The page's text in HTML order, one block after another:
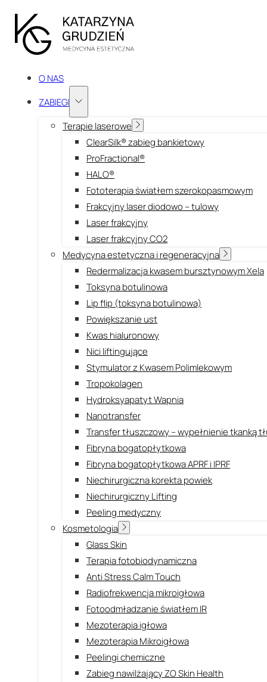
O NAS
ZABIEGI
Terapie laserowe
ClearSilk® zabieg bankietowy
ProFractional®
HALO®
Fototerapia światłem szerokopasmowym
Frakcyjny laser diodowo – tulowy
Laser frakcyjny
Laser frakcyjny CO2
Medycyna estetyczna i regeneracyjna
Redermalizacja kwasem bursztynowym Xela
Toksyna botulinowa
Lip flip (toksyna botulinowa)
Powiększanie ust
Kwas hialuronowy
Nici liftingujące
Stymulator z Kwasem Polimlekowym
Tropokolagen
Hydroksyapatyt Wapnia
Nanotransfer
Transfer tłuszczowy – wypełnienie tkanką
Fibryna bogatopłytkowa
Fibryna bogatopłytkowa APRF i IPRF
Niechirurgiczna korekta powiek
Niechirurgiczny Lifting
Peeling medyczny
Kosmetologia
Glass Skin
Terapia fotobiodynamiczna
Anti Stress Calm Touch
Radiofrekwencja mikroigłowa
Fotoodmładzanie światłem IR
Mezoterapia igłowa
Mezoterapia Mikroigłowa
Peelingi chemiczne
Zabieg nawilżający ZO Skin Health